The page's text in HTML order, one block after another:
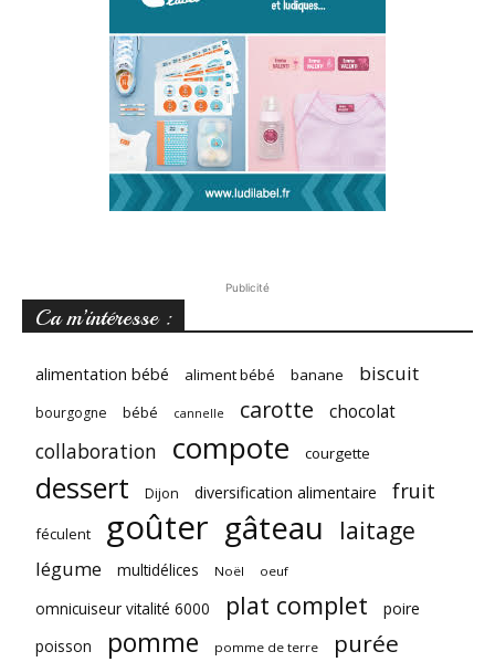
Publicité
Ca m’intéresse :
alimentation bébé aliment bébé banane biscuit
bourgogne bébé cannelle carotte chocolat
collaboration compote courgette
dessert Dijon diversification alimentaire fruit
féculent goûter gâteau laitage
légume multidélices Noël oeuf
omnicuiseur vitalité 6000 plat complet
poire
poisson
pomme pomme de terre purée